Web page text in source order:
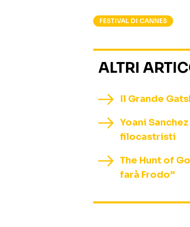
FESTIVAL DI CANNES
ALTRI
Il Grande
Yoani
filocastristi
The Hunt of
farà Frodo”